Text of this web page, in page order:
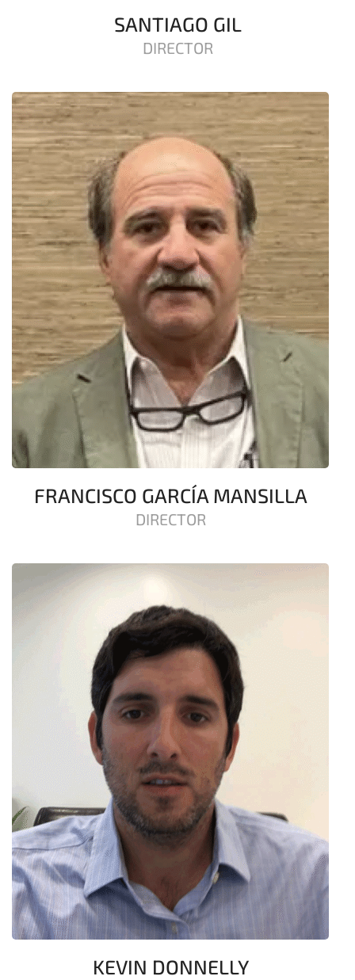
SANTIAGO GIL
DIRECTOR
FRANCISCO GARCÍA MANSILLA
DIRECTOR
KEVIN DONNELLY